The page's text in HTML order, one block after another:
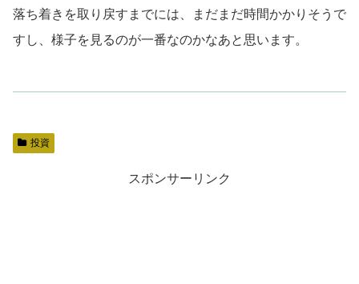
落ち着きを取り戻すまでには、まだまだ時間かかりそうで
すし、様子を見るのが一番なのかなあと思います。
投資
スポンサーリンク